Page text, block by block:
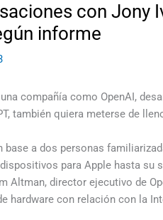
con Jony
informe
compañía como OpenAI,
también quiera meterse de
base a dos personas
para Apple hasta su
Altman, director ejecutivo de
hardware con relación con la